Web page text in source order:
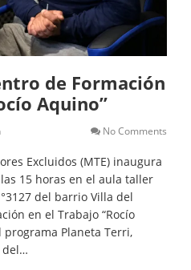
de Formación
Aquino”
No Comments
Excluidos (MTE) inaugura
15 horas en el aula taller
del barrio Villa del
en el Trabajo “Rocío
programa Planeta Terri,
del…